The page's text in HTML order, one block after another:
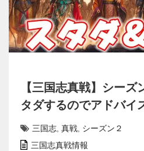
【三国志真戦】シーズ
タダするのでアドバイ
三国志 真戦 シーズン２
三国志真戦情報